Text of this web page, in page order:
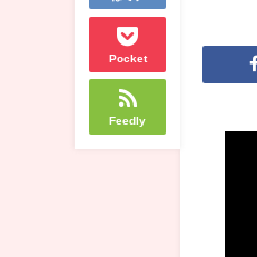
Pocket
Feedly